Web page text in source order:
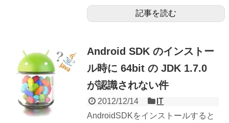
記事を読む
Android SDK のインストー
ル時に 64bit の JDK 1.7.0
が認識されない件
2012/12/14
IT
AndroidSDKをインストールすると